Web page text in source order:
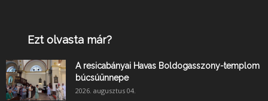
Ezt olvasta már?
A resicabányai Havas Boldogasszony-templom
búcsúünnepe
2026. augusztus 04.